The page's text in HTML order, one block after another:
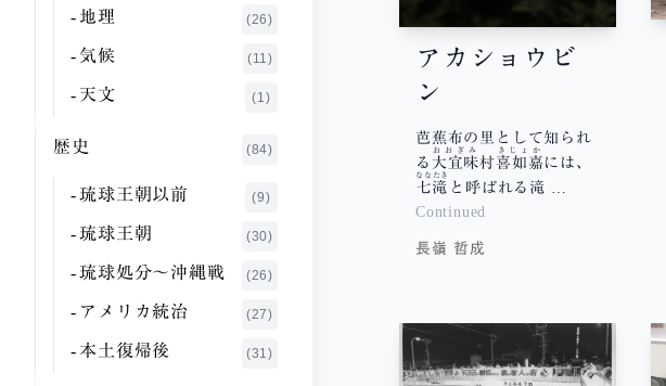
(3)
(1)
(1)
上山 弘子
浦崎 栄徳
大城 立裕 (3)
大田 和人 (1)
大竹 昭子 (10)
大田 静男 (1)
大田 昌秀 (2)
は行
ま行
や行
ら行
地理 (26)
気候 (11)
天文 (1)
歴史 (84)
琉球王朝以前 (9)
琉球王朝 (30)
琉球処分〜沖縄戦 (26)
アメリカ統治 (27)
本土復帰後 (31)
アカショウビ
ン
芭蕉布の里として知られ
る 大宜味
おおぎみ
村喜如嘉
きじょか
には、
七滝
ななたき
と呼ばれる滝 …
Continued
長嶺 哲成